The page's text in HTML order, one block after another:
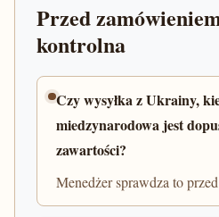
Przed
kontrolna
Czy wysyłka z Ukrainy,
miedzynarodowa jest
zawartości?
Menedżer sprawdza to